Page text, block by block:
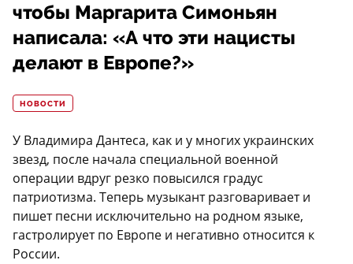
чтобы Маргарита Симоньян
написала: «А что эти нацисты
делают в Европе?»
НОВОСТИ
У Владимира Дантеса, как и у многих украинских
звезд, после начала специальной военной
операции вдруг резко повысился градус
патриотизма. Теперь музыкант разговаривает и
пишет песни исключительно на родном языке,
гастролирует по Европе и негативно относится к
России.